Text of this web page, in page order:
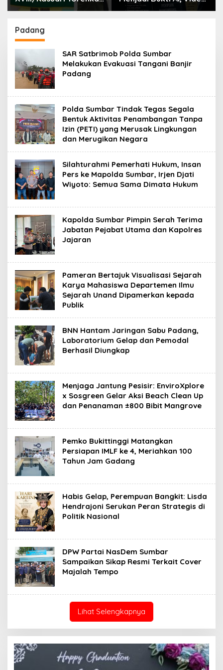
Prestasi Gemilang
Pencak Silat Piala
Gubernur Papua Barat
Daya 2026
Call, dan Evolusi
Padang
SAR Satbrimob Polda Sumbar
Melakukan Evakuasi Tangani Banjir
Padang
Polda Sumbar Tindak Tegas Segala
Bentuk Aktivitas Penambangan Tanpa
Izin (PETI) yang Merusak Lingkungan
dan Merugikan Negara
Silahturahmi Pemerhati Hukum, Insan
Pers ke Mapolda Sumbar, Irjen Djati
Wiyoto: Semua Sama Dimata Hukum
Kapolda Sumbar Pimpin Serah Terima
Jabatan Pejabat Utama dan Kapolres
Jajaran
Pameran Bertajuk Visualisasi Sejarah
Karya Mahasiswa Departemen Ilmu
Sejarah Unand Dipamerkan kepada
Publik
BNN Hantam Jaringan Sabu Padang,
Laboratorium Gelap dan Pemodal
Berhasil Diungkap
Menjaga Jantung Pesisir: EnviroXplore
x Sosgreen Gelar Aksi Beach Clean Up
dan Penanaman ±800 Bibit Mangrove
Pemko Bukittinggi Matangkan
Persiapan IMLF ke 4, Meriahkan 100
Tahun Jam Gadang
Habis Gelap, Perempuan Bangkit: Lisda
Hendrajoni Serukan Peran Strategis di
Politik Nasional
DPW Partai NasDem Sumbar
Sampaikan Sikap Resmi Terkait Cover
Majalah Tempo
Lihat Selengkapnya